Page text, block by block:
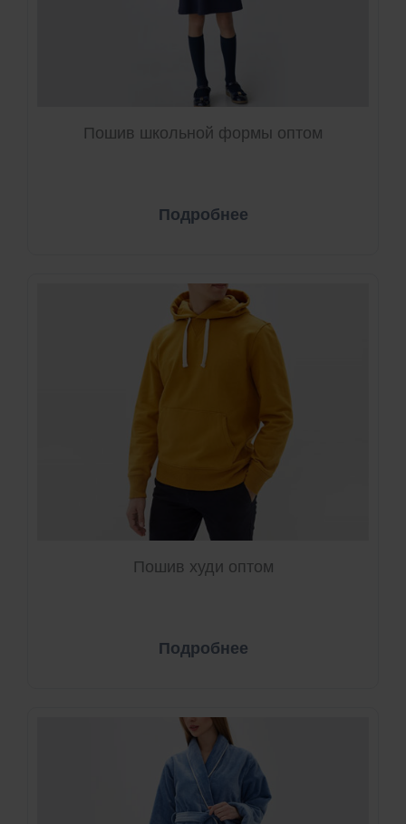
Пошив школьной формы оптом
Подробнее
Пошив худи оптом
Подробнее